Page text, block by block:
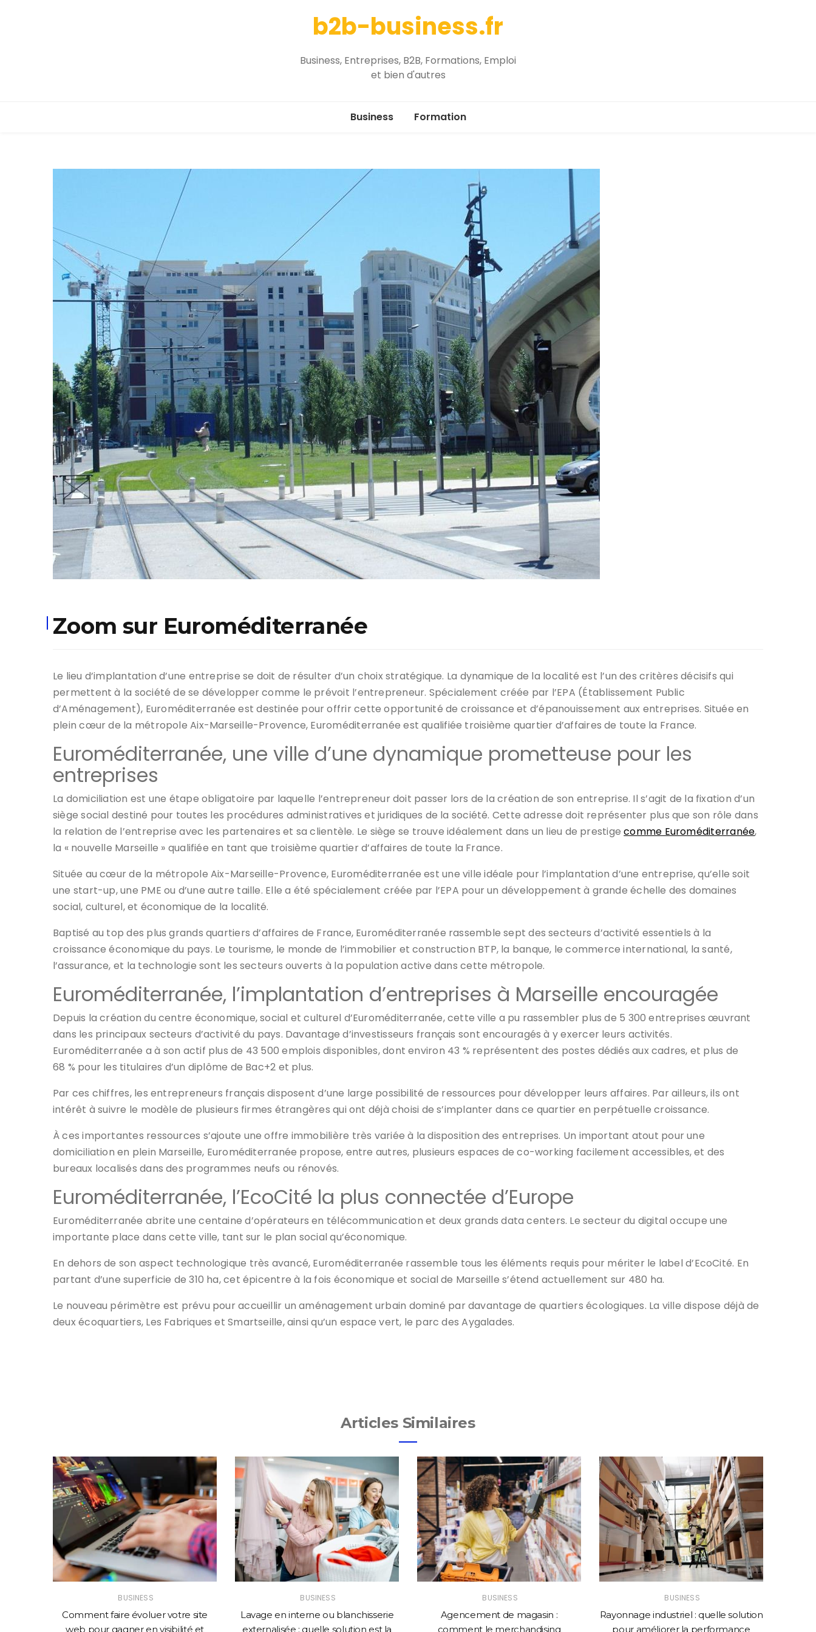
b2b-business.fr
Business, Entreprises, B2B, Formations, Emploi
et bien d'autres
Business Formation
Zoom sur Euroméditerranée
Le lieu d’implantation d’une entreprise se doit de résulter d’un choix stratégique. La dynamique de la localité est l’un des critères décisifs qui
permettent à la société de se développer comme le prévoit l’entrepreneur. Spécialement créée par l’EPA (Établissement Public
d’Aménagement), Euroméditerranée est destinée pour offrir cette opportunité de croissance et d’épanouissement aux entreprises. Située en
plein cœur de la métropole Aix-Marseille-Provence, Euroméditerranée est qualifiée troisième quartier d’affaires de toute la France.
Euroméditerranée, une ville d’une dynamique prometteuse pour les
entreprises
La domiciliation est une étape obligatoire par laquelle l’entrepreneur doit passer lors de la création de son entreprise. Il s’agit de la fixation d’un
siège social destiné pour toutes les procédures administratives et juridiques de la société. Cette adresse doit représenter plus que son rôle dans
la relation de l’entreprise avec les partenaires et sa clientèle. Le siège se trouve idéalement dans un lieu de prestigecomme Euroméditerranée,
la « nouvelle Marseille » qualifiée en tant que troisième quartier d’affaires de toute la France.
Située au cœur de la métropole Aix-Marseille-Provence, Euroméditerranée est une ville idéale pour l’implantation d’une entreprise, qu’elle soit
une start-up, une PME ou d’une autre taille. Elle a été spécialement créée par l’EPA pour un développement à grande échelle des domaines
social, culturel, et économique de la localité.
Baptisé au top des plus grands quartiers d’affaires de France, Euroméditerranée rassemble sept des secteurs d’activité essentiels à la
croissance économique du pays. Le tourisme, le monde de l’immobilier et construction BTP, la banque, le commerce international, la santé,
l’assurance, et la technologie sont les secteurs ouverts à la population active dans cette métropole.
Euroméditerranée, l’implantation d’entreprises à Marseille encouragée
Depuis la création du centre économique, social et culturel d’Euroméditerranée, cette ville a pu rassembler plus de 5 300 entreprises œuvrant
dans les principaux secteurs d’activité du pays. Davantage d’investisseurs français sont encouragés à y exercer leurs activités.
Euroméditerranée a à son actif plus de 43 500 emplois disponibles, dont environ 43 % représentent des postes dédiés aux cadres, et plus de
68 % pour les titulaires d’un diplôme de Bac+2 et plus.
Par ces chiffres, les entrepreneurs français disposent d’une large possibilité de ressources pour développer leurs affaires. Par ailleurs, ils ont
intérêt à suivre le modèle de plusieurs firmes étrangères qui ont déjà choisi de s’implanter dans ce quartier en perpétuelle croissance.
À ces importantes ressources s’ajoute une offre immobilière très variée à la disposition des entreprises. Un important atout pour une
domiciliation en plein Marseille, Euroméditerranée propose, entre autres, plusieurs espaces de co-working facilement accessibles, et des
bureaux localisés dans des programmes neufs ou rénovés.
Euroméditerranée, l’EcoCité la plus connectée d’Europe
Euroméditerranée abrite une centaine d’opérateurs en télécommunication et deux grands data centers. Le secteur du digital occupe une
importante place dans cette ville, tant sur le plan social qu’économique.
En dehors de son aspect technologique très avancé, Euroméditerranée rassemble tous les éléments requis pour mériter le label d’EcoCité. En
partant d’une superficie de 310 ha, cet épicentre à la fois économique et social de Marseille s’étend actuellement sur 480 ha.
Le nouveau périmètre est prévu pour accueillir un aménagement urbain dominé par davantage de quartiers écologiques. La ville dispose déjà de
deux écoquartiers, Les Fabriques et Smartseille, ainsi qu’un espace vert, le parc des Aygalades.
Articles Similaires
BUSINESS
Comment faire évoluer votre site
web pour gagner en visibilité et
BUSINESS
Lavage en interne ou blanchisserie
externalisée : quelle solution est la
BUSINESS
Agencement de magasin :
comment le merchandising
BUSINESS
Rayonnage industriel : quelle solution
pour améliorer la performance